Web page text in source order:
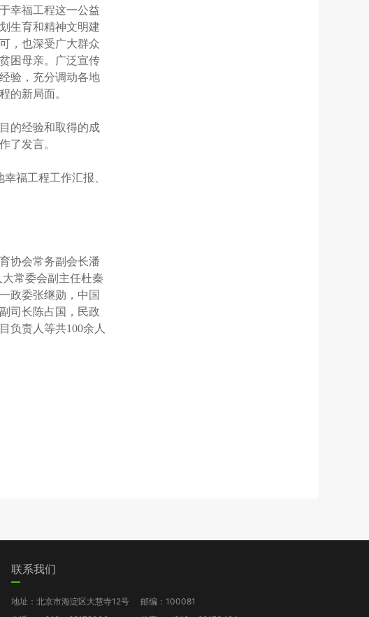
幸福工程这一公益
生育和精神文明建
，也深受广大群众
困母亲。广泛宣传
验，充分调动各地
的新局面。
的经验和取得的成
了发言。
福工程工作汇报、
协会常务副会长潘
常委会副主任杜秦
政委张继勋，中国
司长陈占国，民政
负责人等共100余人
联系我们
地址：北京市海淀区大慧寺12号
邮编：100081